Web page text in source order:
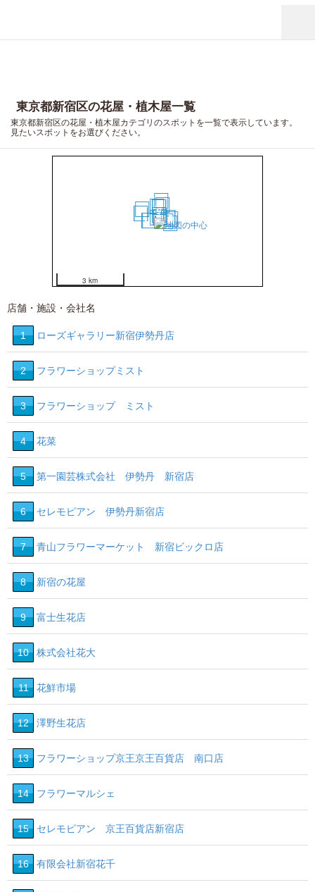
東京都新宿区の花屋・植木屋一覧
東京都新宿区の花屋・植木屋カテゴリのスポットを一覧で表示しています。
見たいスポットをお選びください。
1
2
3
4
5
6
7
8
9
10
11
12
13
14
15 16
17
18
19
20
3 km
店舗・施設・会社名
1 ローズギャラリー新宿伊勢丹店
2 フラワーショップミスト
3 フラワーショップ ミスト
4 花菜
5 第一園芸株式会社 伊勢丹 新宿店
6 セレモピアン 伊勢丹新宿店
7 青山フラワーマーケット 新宿ビックロ店
8 新宿の花屋
9 富士生花店
10 株式会社花大
11 花鮮市場
12 澤野生花店
13 フラワーショップ京王京王百貨店 南口店
14 フラワーマルシェ
15 セレモピアン 京王百貨店新宿店
16 有限会社新宿花千